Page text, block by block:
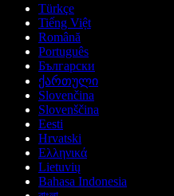
Türkçe
Tiếng Việt
Română
Português
Български
ქართული
Slovenčina
Slovenščina
Eesti
Hrvatski
Ελληνικά
Lietuvių
Bahasa Indonesia